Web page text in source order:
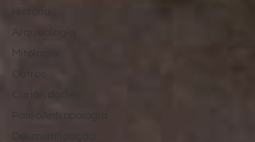
Arqueologia
Mitologia
Outros
PaleoAntropologia